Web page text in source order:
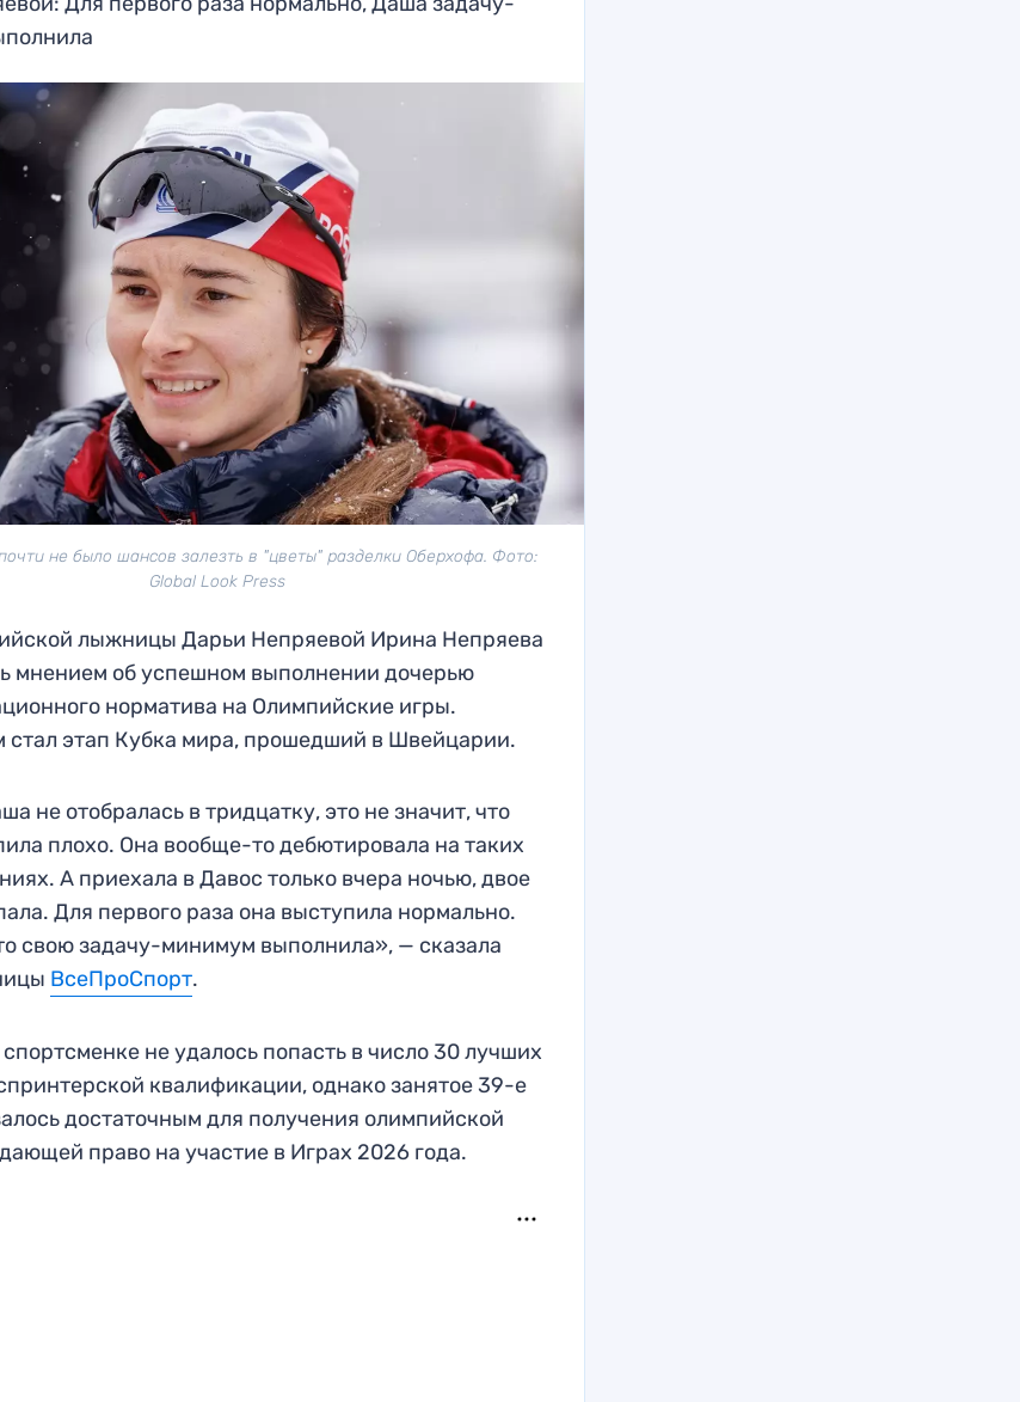
не было шансов залезть в "цветы" разделки Оберхофа. Фото:
Global Look Press
лыжницы Дарьи Непряевой Ирина Непряева
мнением об успешном выполнении дочерью
норматива на Олимпийские игры.
этап Кубка мира, прошедший в Швейцарии.
не отобралась в тридцатку, это не значит, что
плохо. Она вообще-то дебютировала на таких
А приехала в Давос только вчера ночью, двое
Для первого раза она выступила нормально.
свою задачу-минимум выполнила», — сказала
ВсеПроСпорт.
не удалось попасть в число 30 лучших
квалификации, однако занятое 39-е
достаточным для получения олимпийской
право на участие в Играх 2026 года.